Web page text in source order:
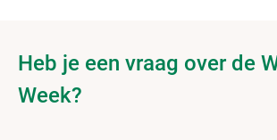
Heb je een vraag over de
Week?